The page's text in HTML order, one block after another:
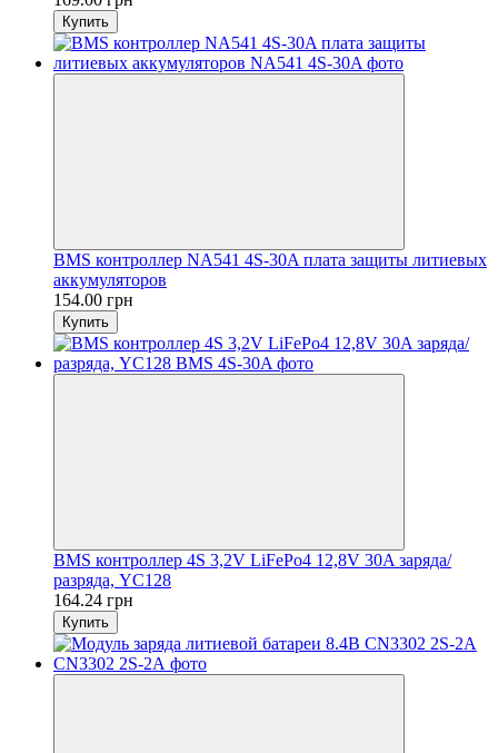
Купить
BMS контроллер NA541 4S-30A плата защиты литиевых
аккумуляторов
154.00 грн
Купить
BMS контроллер 4S 3,2V LiFePo4 12,8V 30A заряда/
разряда, YC128
164.24 грн
Купить